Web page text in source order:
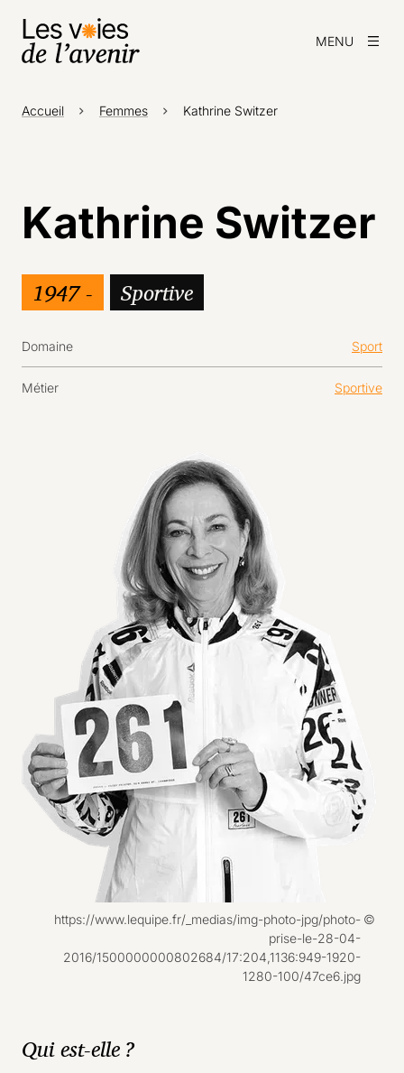
MENU
Accueil Femmes Kathrine Switzer
Kathrine Switzer
1947 - Sportive
Domaine Sport
Métier Sportive
Droits réservés :
https://www.lequipe.fr/_medias/img-photo-jpg/photo-
prise-le-28-04-
2016/1500000000802684/17:204,1136:949-1920-
1280-100/47ce6.jpg
Qui est-elle ?